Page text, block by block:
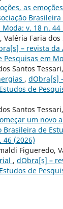
as
Moda: v. 18 n. 44
Valéria Faria dos
– revista da
Pesquisas em
Santos
, dObra[s]
de
Santos
um novo
Brasileira de
46 (2026)
Figueredo,
, dObra[s] –
de